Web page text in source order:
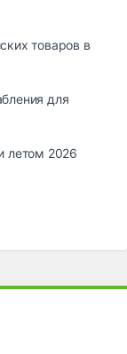
товаров в
для
летом 2026